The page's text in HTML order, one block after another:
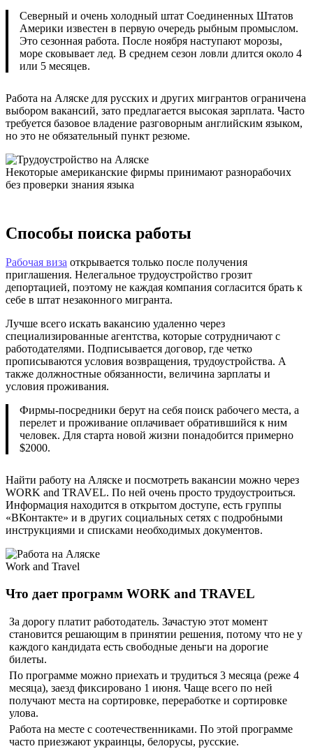
Северный и очень холодный штат Соединенных Штатов
Америки известен в первую очередь рыбным промыслом.
Это сезонная работа. После ноября наступают морозы,
море сковывает лед. В среднем сезон ловли длится около 4
или 5 месяцев.
Работа на Аляске для русских и других мигрантов ограничена
выбором вакансий, зато предлагается высокая зарплата. Часто
требуется базовое владение разговорным английским языком,
но это не обязательный пункт резюме.
Некоторые американские фирмы принимают разнорабочих
без проверки знания языка
Способы поиска работы
Рабочая виза открывается только после получения
приглашения. Нелегальное трудоустройство грозит
депортацией, поэтому не каждая компания согласится брать к
себе в штат незаконного мигранта.
Лучше всего искать вакансию удаленно через
специализированные агентства, которые сотрудничают с
работодателями. Подписывается договор, где четко
прописываются условия возвращения, трудоустройства. А
также должностные обязанности, величина зарплаты и
условия проживания.
Фирмы-посредники берут на себя поиск рабочего места, а
перелет и проживание оплачивает обратившийся к ним
человек. Для старта новой жизни понадобится примерно
$2000.
Найти работу на Аляске и посмотреть вакансии можно через
WORK and TRAVEL. По ней очень просто трудоустроиться.
Информация находится в открытом доступе, есть группы
«ВКонтакте» и в других социальных сетях с подробными
инструкциями и списками необходимых документов.
Work and Travel
Что дает программ WORK and TRAVEL
За дорогу платит работодатель. Зачастую этот момент
становится решающим в принятии решения, потому что не у
каждого кандидата есть свободные деньги на дорогие
билеты.
По программе можно приехать и трудиться 3 месяца (реже 4
месяца), заезд фиксировано 1 июня. Чаще всего по ней
получают места на сортировке, переработке и сортировке
улова.
Работа на месте с соотечественниками. По этой программе
часто приезжают украинцы, белорусы, русские.